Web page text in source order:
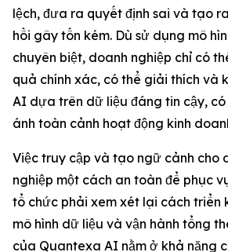
lệch, đưa ra quyết định sai và tạo
hồi gây tốn kém. Dù sử dụng mô
chuyên biệt, doanh nghiệp chỉ có
quả chính xác, có thể giải thích và
AI dựa trên dữ liệu đáng tin cậy,
ánh toàn cảnh hoạt động kinh
Việc truy cập và tạo ngữ cảnh cho
nghiệp một cách an toàn để phục
tổ chức phải xem xét lại cách triển
mô hình dữ liệu và vận hành tổng
của Quantexa AI nằm ở khả năng